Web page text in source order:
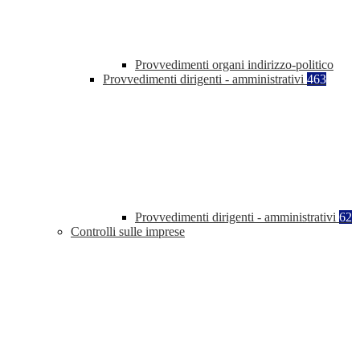
Provvedimenti organi indirizzo-politico
Provvedimenti dirigenti - amministrativi 463
Provvedimenti dirigenti - amministrativi 62
Controlli sulle imprese